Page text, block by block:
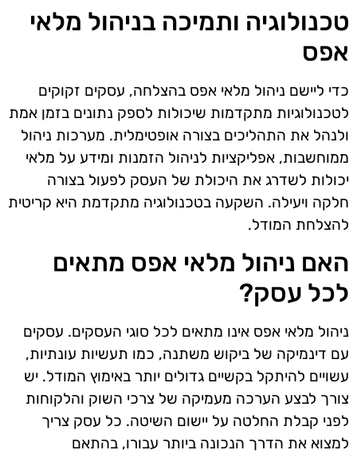
טכנולוגיה ותמיכה בניהול מלאי
אפס
כדי ליישם ניהול מלאי אפס בהצלחה, עסקים זקוקים
לטכנולוגיות מתקדמות שיכולות לספק נתונים בזמן אמת
ולנהל את התהליכים בצורה אופטימלית. מערכות ניהול
ממוחשבות, אפליקציות לניהול הזמנות ומידע על מלאי
יכולות לשדרג את היכולת של העסק לפעול בצורה
חלקה ויעילה. השקעה בטכנולוגיה מתקדמת היא קריטית
להצלחת המודל.
האם ניהול מלאי אפס מתאים
לכל עסק?
ניהול מלאי אפס אינו מתאים לכל סוגי העסקים. עסקים
עם דינמיקה של ביקוש משתנה, כמו תעשיות עונתיות,
עשויים להיתקל בקשיים גדולים יותר באימוץ המודל. יש
צורך לבצע הערכה מעמיקה של צרכי השוק והלקוחות
לפני קבלת החלטה על יישום השיטה. כל עסק צריך
למצוא את הדרך הנכונה ביותר עבורו, בהתאם